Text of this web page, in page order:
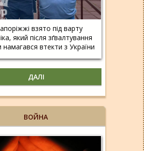
взято під варту
який після зґвалтування
намагався втекти з України
ДАЛІ
ВОЙНА